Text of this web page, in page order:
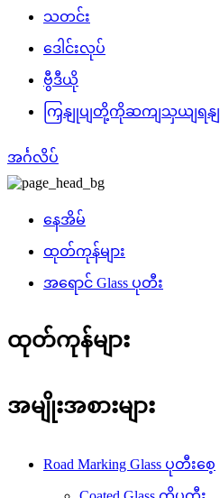
သတင်း
ဒေါင်းလုပ်
ဗွီဒီယို
ကြှနျုပျတို့ကိုဆကျသှယျရနျ
အင်္ဂလိပ်
နေအိမ်
ထုတ်ကုန်များ
အရောင် Glass ပုတီး
ထုတ်ကုန်များ
အမျိုးအစားများ
Road Marking Glass ပုတီးစေ့